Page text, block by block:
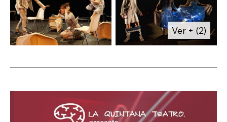
Ver + (2)